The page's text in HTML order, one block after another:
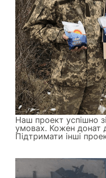
Наш проект успішно
умовах. Кожен донат
Підтримати інші